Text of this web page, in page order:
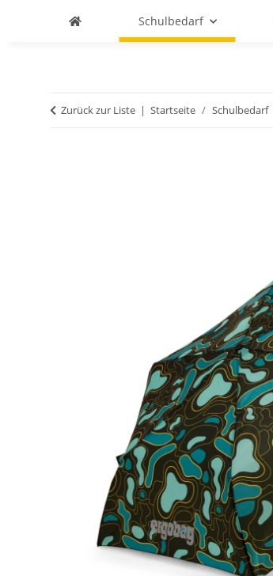
Schulbedarf
Zurück zur Liste Startseite Schulbedarf